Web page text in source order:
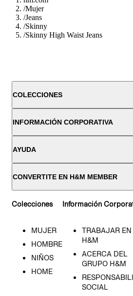
/Mujer
/Jeans
/Skinny
/Skinny High Waist Jeans
COLECCIONES
INFORMACIÓN CORPORATIVA
AYUDA
CONVERTITE EN H&M MEMBER
Colecciones
MUJER
HOMBRE
NIÑOS
HOME
Información
TRABAJAR EN
H&M
ACERCA DEL
GRUPO H&M
SOCIAL